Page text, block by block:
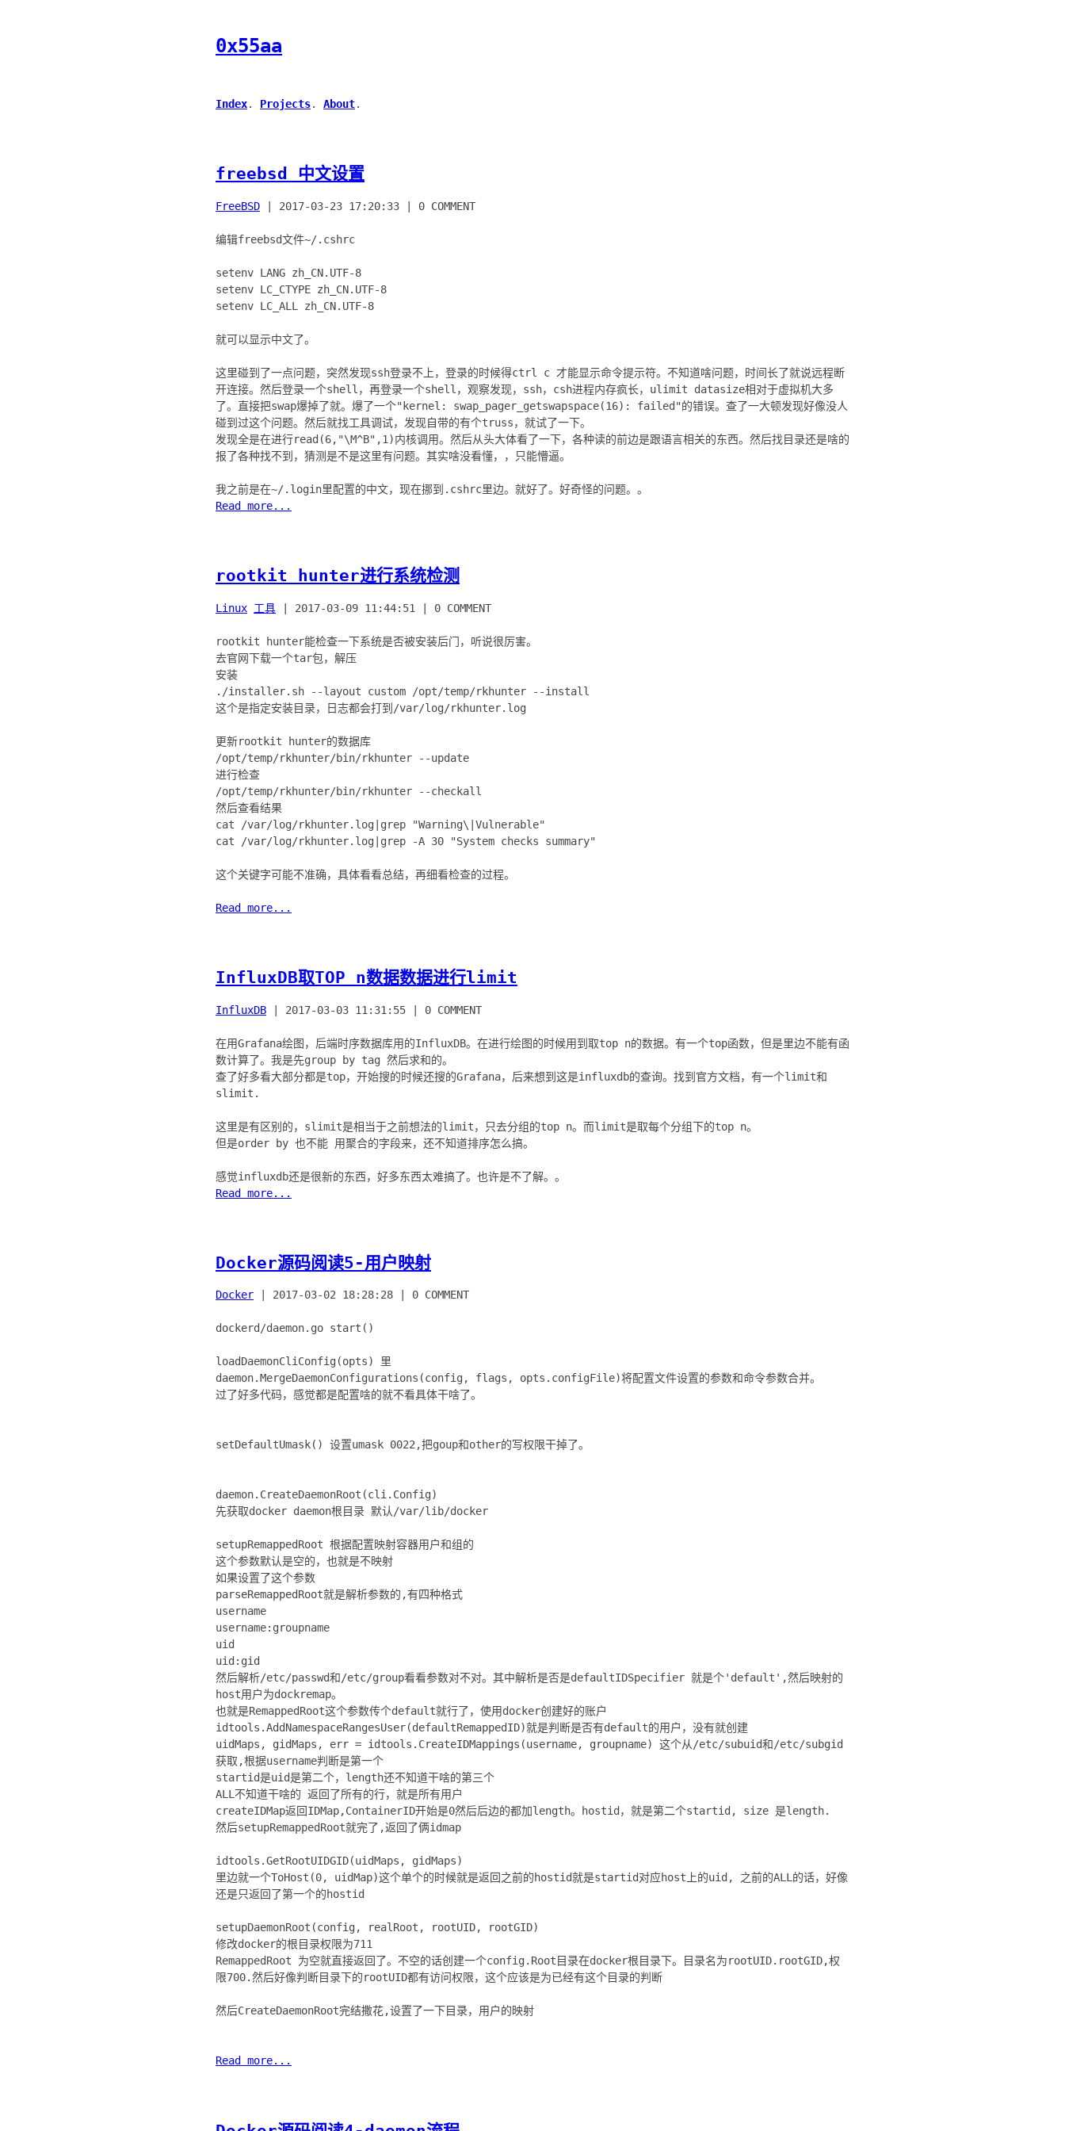
0x55aa
Index. Projects. About.
freebsd 中文设置
FreeBSD 2017-03-23 17:20:33 0 COMMENT
编辑freebsd文件~/.cshrc
setenv LANG zh_CN.UTF-8
setenv LC_CTYPE zh_CN.UTF-8
setenv LC_ALL zh_CN.UTF-8
就可以显示中文了。
这里碰到了一点问题，突然发现ssh登录不上，登录的时候得ctrl c 才能显示命令提示符。不知道啥问题，时间长了就说远程断
开连接。然后登录一个shell，再登录一个shell，观察发现，ssh，csh进程内存疯长，ulimit datasize相对于虚拟机大多
了。直接把swap爆掉了就。爆了一个"kernel: swap_pager_getswapspace(16): failed"的错误。查了一大顿发现好像没人
碰到过这个问题。然后就找工具调试，发现自带的有个truss，就试了一下。
发现全是在进行read(6,"\M^B",1)内核调用。然后从头大体看了一下，各种读的前边是跟语言相关的东西。然后找目录还是啥的
报了各种找不到，猜测是不是这里有问题。其实啥没看懂，，只能懵逼。
Read more...
rootkit hunter进行系统检测
Linux 工具 2017-03-09 11:44:51 0 COMMENT
rootkit hunter能检查一下系统是否被安装后门，听说很厉害。
去官网下载一个tar包，解压
安装
./installer.sh --layout custom /opt/temp/rkhunter --install
这个是指定安装目录，日志都会打到/var/log/rkhunter.log
更新rootkit hunter的数据库
/opt/temp/rkhunter/bin/rkhunter --update
进行检查
/opt/temp/rkhunter/bin/rkhunter --checkall
然后查看结果
cat /var/log/rkhunter.log|grep "Warning\|Vulnerable"
cat /var/log/rkhunter.log|grep -A 30 "System checks summary"
这个关键字可能不准确，具体看看总结，再细看检查的过程。
Read more...
InfluxDB取TOP n数据数据进行limit
InfluxDB | 2017-03-03 11:31:55 | 0 COMMENT
在用Grafana绘图，后端时序数据库用的InfluxDB。在进行绘图的时候用到取top n的数据。有一个top函数，但是里边不能有函
数计算了。我是先group by tag 然后求和的。
查了好多看大部分都是top，开始搜的时候还搜的Grafana，后来想到这是influxdb的查询。找到官方文档，有一个limit和
slimit.
这里是有区别的，slimit是相当于之前想法的limit，只去分组的top n。而limit是取每个分组下的top n。
但是order by 也不能 用聚合的字段来，还不知道排序怎么搞。
Read more...
Docker源码阅读5-用户映射
Docker 2017-03-02 18:28:28 0 COMMENT
dockerd/daemon.go start()
loadDaemonCliConfig(opts) 里
daemon.MergeDaemonConfigurations(config, flags, opts.configFile)将配置文件设置的参数和命令参数合并。
过了好多代码，感觉都是配置啥的就不看具体干啥了。
setDefaultUmask() 设置umask 0022,把goup和other的写权限干掉了。
daemon.CreateDaemonRoot(cli.Config)
先获取docker daemon根目录 默认/var/lib/docker
setupRemappedRoot 根据配置映射容器用户和组的
这个参数默认是空的，也就是不映射
如果设置了这个参数
parseRemappedRoot就是解析参数的,有四种格式
username
username:groupname
uid
uid:gid
然后解析/etc/passwd和/etc/group看看参数对不对。其中解析是否是defaultIDSpecifier 就是个'default',然后映射的
host用户为dockremap。
也就是RemappedRoot这个参数传个default就行了，使用docker创建好的账户
idtools.AddNamespaceRangesUser(defaultRemappedID)就是判断是否有default的用户，没有就创建
uidMaps, gidMaps, err = idtools.CreateIDMappings(username, groupname) 这个从/etc/subuid和/etc/subgid
获取,根据username判断是第一个
startid是uid是第二个，length还不知道干啥的第三个
ALL不知道干啥的 返回了所有的行，就是所有用户
createIDMap返回IDMap,ContainerID开始是0然后后边的都加length。hostid，就是第二个startid, size 是length.
然后setupRemappedRoot就完了,返回了俩idmap
idtools.GetRootUIDGID(uidMaps, gidMaps)
里边就一个ToHost(0, uidMap)这个单个的时候就是返回之前的hostid就是startid对应host上的uid, 之前的ALL的话，好像
还是只返回了第一个的hostid
setupDaemonRoot(config, realRoot, rootUID, rootGID)
修改docker的根目录权限为711
RemappedRoot 为空就直接返回了。不空的话创建一个config.Root目录在docker根目录下。目录名为rootUID.rootGID,权
限700.然后好像判断目录下的rootUID都有访问权限，这个应该是为已经有这个目录的判断
然后CreateDaemonRoot完结撒花,设置了一下目录，用户的映射
Read more...